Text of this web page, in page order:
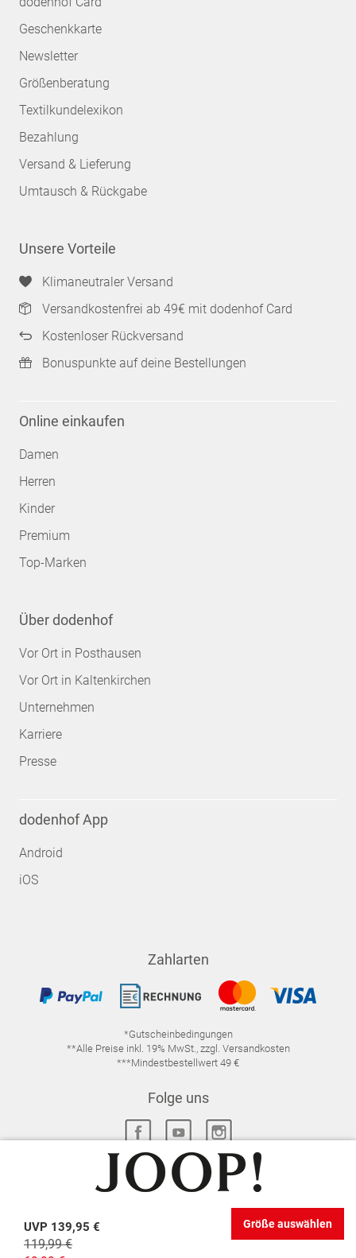
UVP 139,95 €
119,99 €
Größe auswählen
Geschenkkarte
Newsletter
Größenberatung
Textilkundelexikon
Bezahlung
Versand & Lieferung
Umtausch & Rückgabe
Unsere Vorteile
Klimaneutraler Versand
Versandkostenfrei ab 49€ mit dodenhof Card
Kostenloser Rückversand
Bonuspunkte auf deine Bestellungen
Online einkaufen
Damen
Herren
Kinder
Premium
Top-Marken
Über dodenhof
Vor Ort in Posthausen
Vor Ort in Kaltenkirchen
Unternehmen
Karriere
Presse
dodenhof App
Android
iOS
Zahlarten
*Gutscheinbedingungen
**Alle Preise inkl. 19% MwSt., zzgl. Versandkosten
***Mindestbestellwert 49 €
Folge uns
DATENSCHUTZ-EINSTELLUNGEN
WIDERRUFSRECHT